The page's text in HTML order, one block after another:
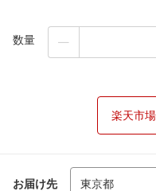
数量
楽天市
お届け先